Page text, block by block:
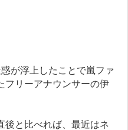
が浮上したことで嵐ファ
フリーアナウンサーの伊
後と比べれば、最近はネ